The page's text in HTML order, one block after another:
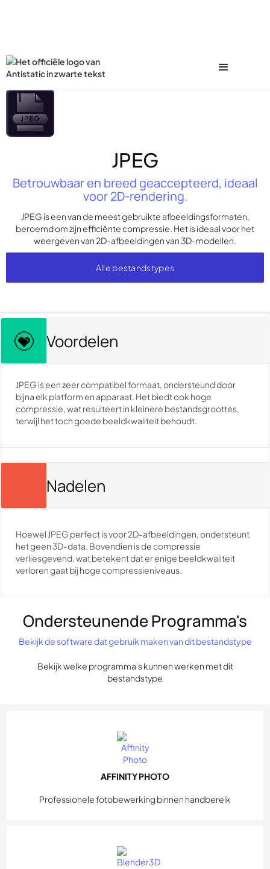
JPEG
Betrouwbaar en breed geaccepteerd, ideaal
voor 2D-rendering.
JPEG is een van de meest gebruikte afbeeldingsformaten,
beroemd om zijn efficiënte compressie. Het is ideaal voor het
weergeven van 2D-afbeeldingen van 3D-modellen.
Alle bestandstypes
Voordelen
JPEG is een zeer compatibel formaat, ondersteund door
bijna elk platform en apparaat. Het biedt ook hoge
compressie, wat resulteert in kleinere bestandsgroottes,
terwijl het toch goede beeldkwaliteit behoudt.
Nadelen
Hoewel JPEG perfect is voor 2D-afbeeldingen, ondersteunt
het geen 3D-data. Bovendien is de compressie
verliesgevend, wat betekent dat er enige beeldkwaliteit
verloren gaat bij hoge compressieniveaus.
Ondersteunende Programma's
Bekijk de software dat gebruik maken van dit bestandstype
Bekijk welke programma's kunnen werken met dit
bestandstype
AFFINITY PHOTO
Professionele fotobewerking binnen handbereik